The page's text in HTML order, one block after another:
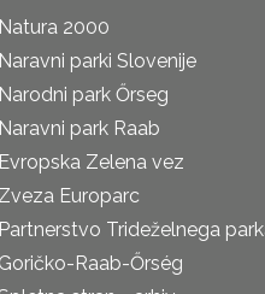
Natura 2000
Naravni parki Slovenije
Narodni park Őrseg
Naravni park Raab
Evropska Zelena vez
Zveza Europarc
Partnerstvo Trideželnega
Goričko-Raab-Őrség